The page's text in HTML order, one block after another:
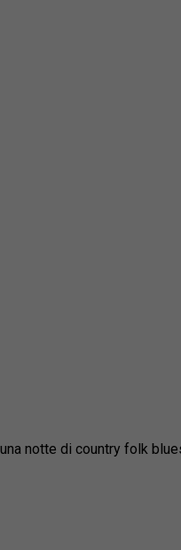
notte di country folk